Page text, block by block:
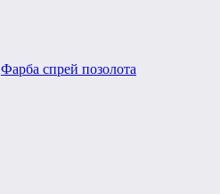
Фарба спрей позолота